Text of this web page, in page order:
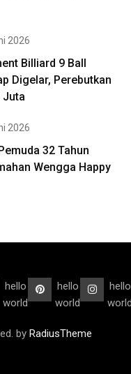
2026
Billiard 9 Ball
Digelar, Perebutkan
Juta
2026
32 Tahun
Wengga Happy
hello
world
hello
world
hello
by RadiusTheme